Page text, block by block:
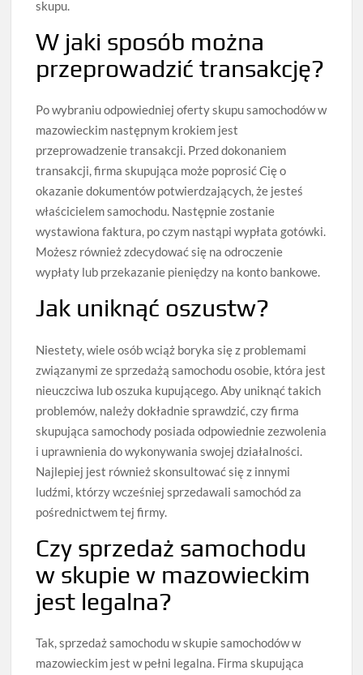
skupu.
W jaki sposób można
przeprowadzić transakcję?
Po wybraniu odpowiedniej oferty skupu samochodów w
mazowieckim następnym krokiem jest
przeprowadzenie transakcji. Przed dokonaniem
transakcji, firma skupująca może poprosić Cię o
okazanie dokumentów potwierdzających, że jesteś
właścicielem samochodu. Następnie zostanie
wystawiona faktura, po czym nastąpi wypłata gotówki.
Możesz również zdecydować się na odroczenie
wypłaty lub przekazanie pieniędzy na konto bankowe.
Jak uniknąć oszustw?
Niestety, wiele osób wciąż boryka się z problemami
związanymi ze sprzedażą samochodu osobie, która jest
nieuczciwa lub oszuka kupującego. Aby uniknąć takich
problemów, należy dokładnie sprawdzić, czy firma
skupująca samochody posiada odpowiednie zezwolenia
i uprawnienia do wykonywania swojej działalności.
Najlepiej jest również skonsultować się z innymi
ludźmi, którzy wcześniej sprzedawali samochód za
pośrednictwem tej firmy.
Czy sprzedaż samochodu
w skupie w mazowieckim
jest legalna?
Tak, sprzedaż samochodu w skupie samochodów w
mazowieckim jest w pełni legalna. Firma skupująca